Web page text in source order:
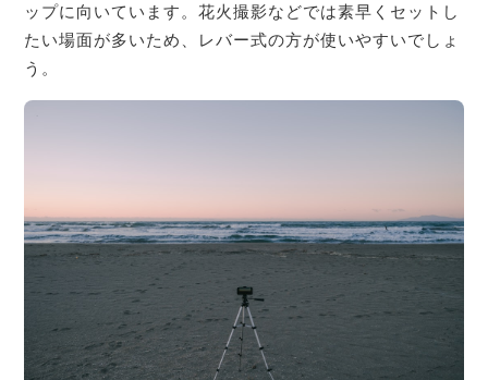
ップに向いています。花火撮影などでは素早くセットし
たい場面が多いため、レバー式の方が使いやすいでしょ
う。